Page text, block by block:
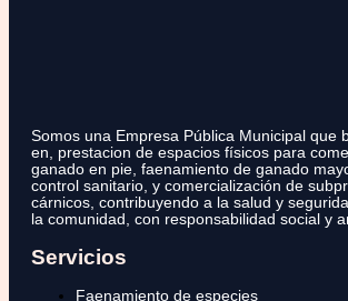
Somos una Empresa Pública Municipal que
en, prestacion de espacios físicos para
ganado en pie, faenamiento de ganado
control sanitario, y comercialización de
cárnicos, contribuyendo a la salud y
la comunidad, con responsabilidad social y
Servicios
Faenamiento de especies